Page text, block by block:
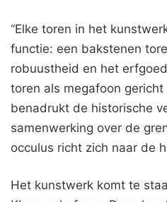
“Elke toren in het
functie: een bakstenen
robuustheid en het
toren als megafoon
benadrukt de historische
samenwerking over de
occulus richt zich naar de
Het kunstwerk komt te